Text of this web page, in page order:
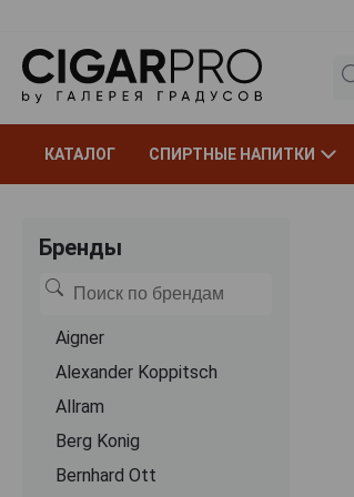
КАТАЛОГ СПИРТНЫЕ НАПИТКИ
Бренды
Aigner
Alexander Koppitsch
Allram
Berg Konig
Bernhard Ott